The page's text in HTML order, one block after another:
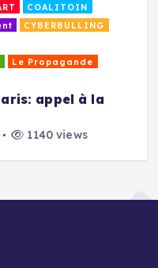
COALITOIN
CYBERBULLING
Le Propagande
appel à la
1140 views